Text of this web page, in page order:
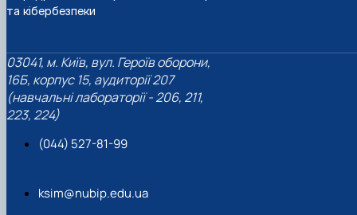
та кібербезпеки
03041, м. Київ, вул. Героїв оборони,
16Б, корпус 15, аудиторії 207
(навчальні лабораторії - 206, 211,
223, 224)
(044) 527-81-99
ksim@nubip.edu.ua